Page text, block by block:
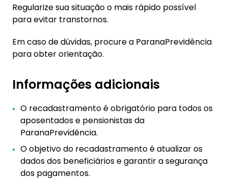
Regularize sua situação o mais rápido possível
para evitar transtornos.
Em caso de dúvidas, procure a ParanaPrevidência
para obter orientação.
Informações adicionais
O recadastramento é obrigatório para todos os
aposentados e pensionistas da
ParanaPrevidência.
O objetivo do recadastramento é atualizar os
dados dos beneficiários e garantir a segurança
dos pagamentos.